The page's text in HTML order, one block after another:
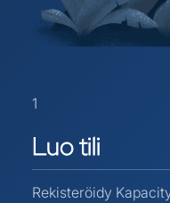
1
Luotili
Rekisteröidy